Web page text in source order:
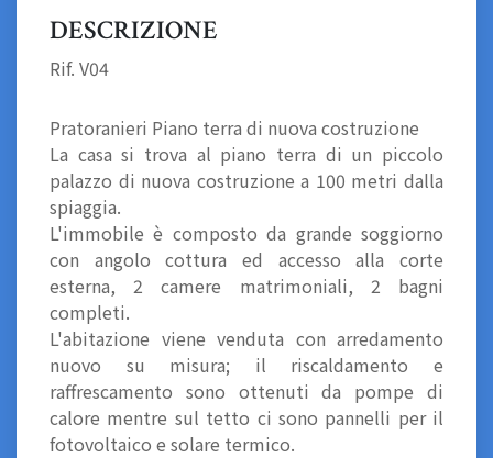
DESCRIZIONE
Rif. V04
Pratoranieri Piano terra di nuova costruzione
La casa si trova al piano terra di un piccolo
palazzo di nuova costruzione a 100 metri dalla
spiaggia.
L'immobile è composto da grande soggiorno
con angolo cottura ed accesso alla corte
esterna, 2 camere matrimoniali, 2 bagni
completi.
L'abitazione viene venduta con arredamento
nuovo su misura; il riscaldamento e
raffrescamento sono ottenuti da pompe di
calore mentre sul tetto ci sono pannelli per il
fotovoltaico e solare termico.